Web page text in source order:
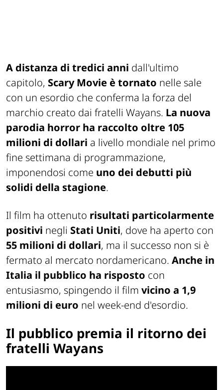
A distanza di tredici anni dall'ultimo
capitolo, Scary Movie è tornato nelle sale
con un esordio che conferma la forza del
marchio creato dai fratelli Wayans. La nuova
parodia horror ha raccolto oltre 105
milioni di dollari a livello mondiale nel primo
fine settimana di programmazione,
imponendosi come uno dei debutti più
solidi della stagione.
Il film ha ottenuto risultati particolarmente
positivi negli Stati Uniti, dove ha aperto con
55 milioni di dollari, ma il successo non si è
fermato al mercato nordamericano. Anche in
Italia il pubblico ha risposto con
entusiasmo, spingendo il film vicino a 1,9
milioni di euro nel week-end d'esordio.
Il pubblico premia il ritorno dei
fratelli Wayans